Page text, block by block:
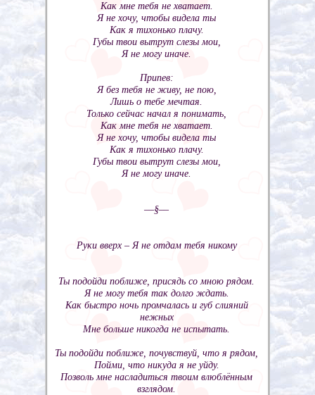
Как мне тебя не хватает.
Я не хочу, чтобы видела ты
Как я тихонько плачу.
Губы твои вытрут слезы мои,
Я не могу иначе.
Припев:
Я без тебя не живу, не пою,
Лишь о тебе мечтая.
Только сейчас начал я понимать,
Как мне тебя не хватает.
Я не хочу, чтобы видела ты
Как я тихонько плачу.
Губы твои вытрут слезы мои,
Я не могу иначе.
––§––
Руки вверх – Я не отдам тебя никому
Ты подойди поближе, присядь со мною рядом.
Я не могу тебя так долго ждать.
Как быстро ночь промчалась и губ слияний
нежных
Мне больше никогда не испытать.
Ты подойди поближе, почувствуй, что я рядом,
Пойми, что никуда я не уйду.
Позволь мне насладиться твоим влюблённым
взглядом.